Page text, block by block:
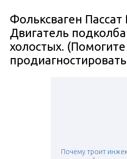
Фольксваген Пассат
Двигатель
холостых. (Помогите
Почему троит